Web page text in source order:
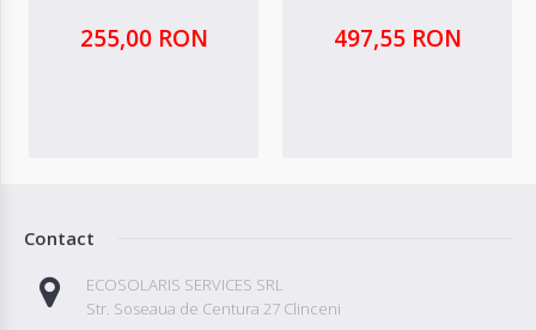
255,00 RON 497,55 RON
Contact
ECOSOLARIS SERVICES SRL
Str. Soseaua de Centura 27 Clinceni